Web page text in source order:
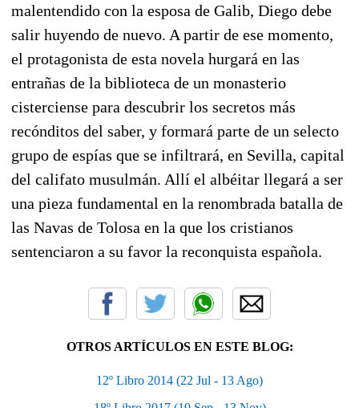
malentendido con la esposa de Galib, Diego debe
salir huyendo de nuevo. A partir de ese momento,
el protagonista de esta novela hurgará en las
entrañas de la biblioteca de un monasterio
cisterciense para descubrir los secretos más
recónditos del saber, y formará parte de un selecto
grupo de espías que se infiltrará, en Sevilla, capital
del califato musulmán. Allí el albéitar llegará a ser
una pieza fundamental en la renombrada batalla de
las Navas de Tolosa en la que los cristianos
sentenciaron a su favor la reconquista española.
OTROS ARTÍCULOS EN ESTE BLOG:
12º Libro 2014 (22 Jul - 13 Ago)